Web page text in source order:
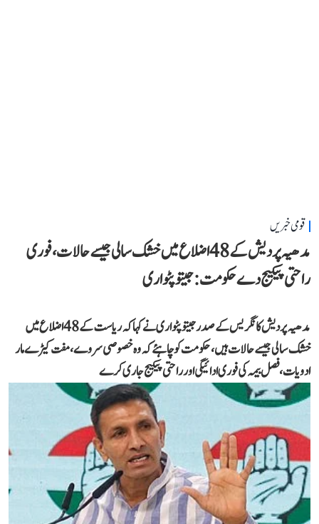
قومی خبریں
مدھیہ پردیش کے 48 اضلاع میں خشک سالی جیسے حالات، فوری
راحتی پیکیج دے حکومت: جیتو پٹواری
مدھیہ پردیش کانگریس کے صدر جیتو پٹواری نے کہا کہ ریاست کے 48 اضلاع میں
خشک سالی جیسے حالات ہیں، حکومت کو چاہئے کہ وہ خصوصی سروے، مفت کیڑے مار
ادویات، فصل بیمہ کی فوری ادائیگی اور راحتی پیکیج جاری کرے